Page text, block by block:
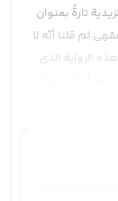
تارةً بعنوان
ثم قلنا أنّه لا
الرواية الذي
هذه الروايات
المؤمنين